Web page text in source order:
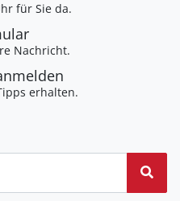
für Sie da.
Nachricht.
erhalten.